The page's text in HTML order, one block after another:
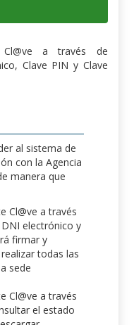
a través de
Clave PIN y Clave
al sistema de
con la Agencia
manera que
Cl@ve a través
electrónico y
firmar y
todas las
sede
Cl@ve a través
el estado